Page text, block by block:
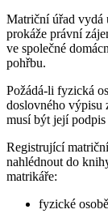
Matriční úřad vydá
prokáže právní
ve společné
pohřbu.
Požádá-li fyzická
doslovného výpisu
musí být její podpis
Registrující
nahlédnout do
matrikáře:
fyzické